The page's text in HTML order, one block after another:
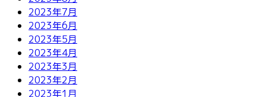
2023年7月
2023年6月
2023年5月
2023年4月
2023年3月
2023年2月
2023年1月